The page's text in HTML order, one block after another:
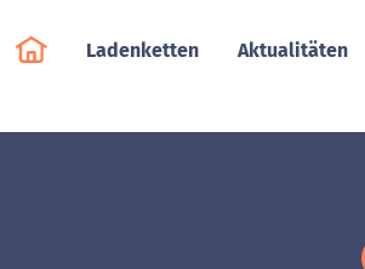
Ladenketten Aktualitäten